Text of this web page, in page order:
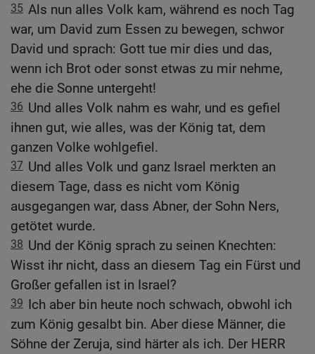
35 Als nun alles Volk kam, während es noch Tag
war, um David zum Essen zu bewegen, schwor
David und sprach: Gott tue mir dies und das,
wenn ich Brot oder sonst etwas zu mir nehme,
ehe die Sonne untergeht!
36 Und alles Volk nahm es wahr, und es gefiel
ihnen gut, wie alles, was der König tat, dem
ganzen Volke wohlgefiel.
37 Und alles Volk und ganz Israel merkten an
diesem Tage, dass es nicht vom König
ausgegangen war, dass Abner, der Sohn Ners,
getötet wurde.
38 Und der König sprach zu seinen Knechten:
Wisst ihr nicht, dass an diesem Tag ein Fürst und
Großer gefallen ist in Israel?
39 Ich aber bin heute noch schwach, obwohl ich
zum König gesalbt bin. Aber diese Männer, die
Söhne der Zeruja, sind härter als ich. Der HERR